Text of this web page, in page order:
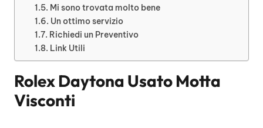
Mi sono trovata molto bene
Un ottimo servizio
Richiedi un Preventivo
Link Utili
Rolex Daytona Usato Motta
Visconti